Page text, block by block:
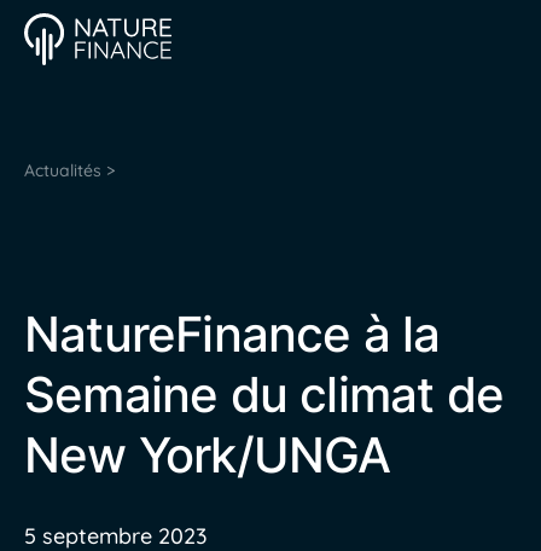
Actualités >
NatureFinance à la
Semaine du climat de
New York/UNGA
5 septembre 2023